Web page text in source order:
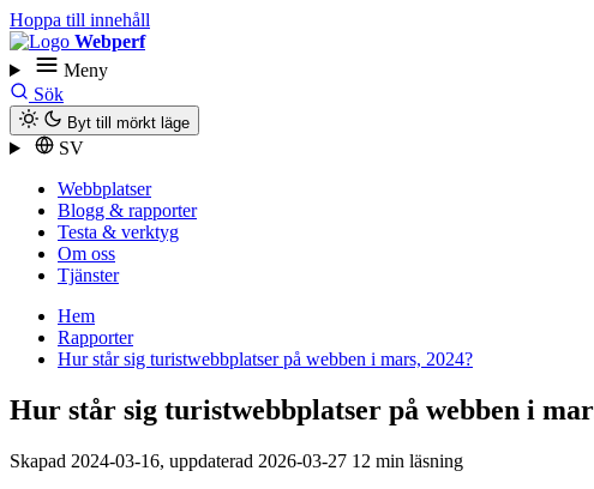
Hoppa till innehåll
Webperf
Meny
Sök
Byt till mörkt läge
SV
Webbplatser
Blogg & rapporter
Testa & verktyg
Om oss
Tjänster
Hem
Rapporter
Hur står sig turist­webbplatser på webben i mars, 2024?
Hur står sig turist­webbplatser på webben i
Skapad 2024-03-16, uppdaterad 2026-03-27 12 min läsning